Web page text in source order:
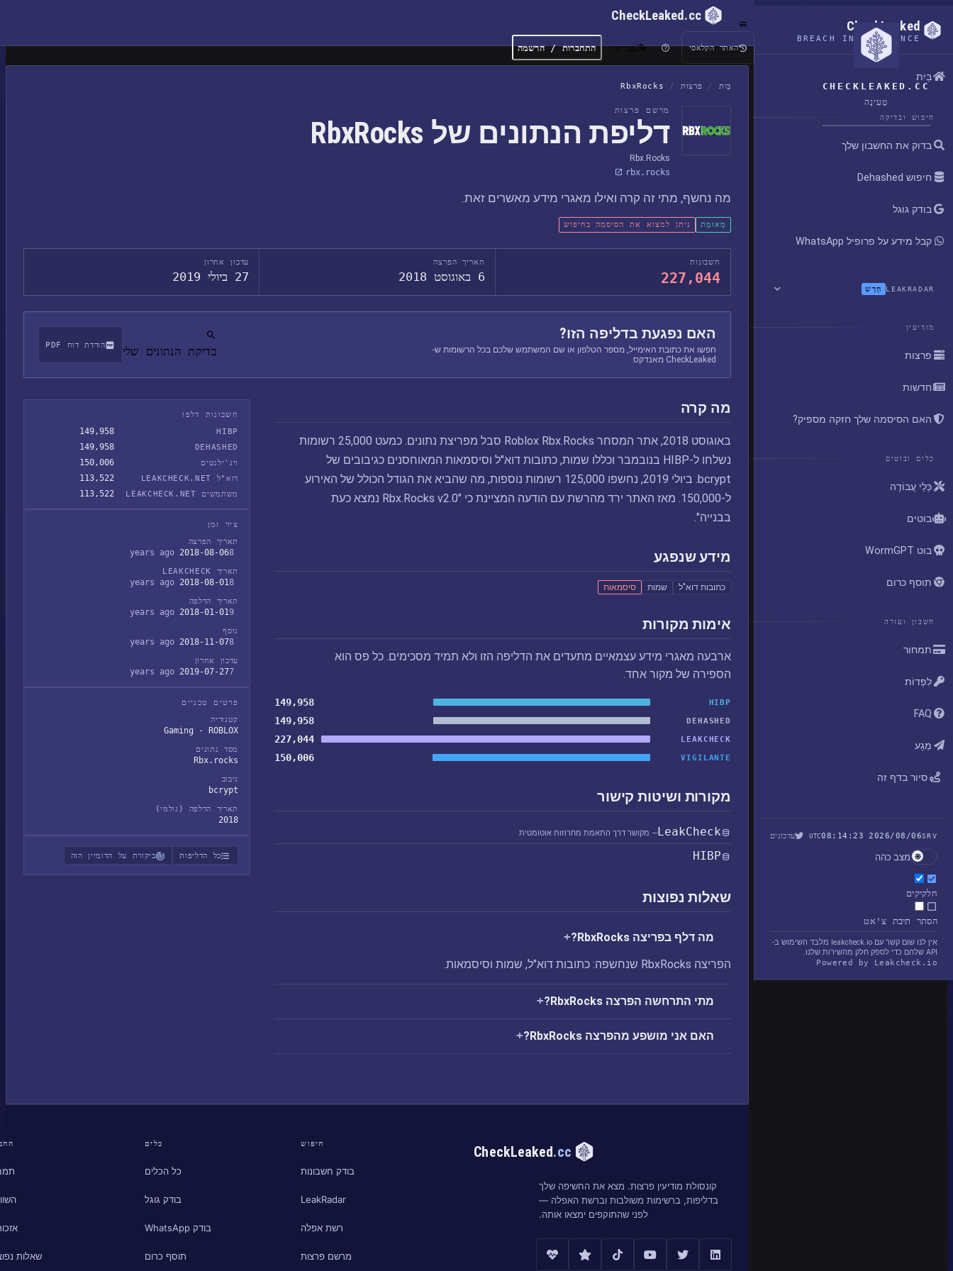
CHECKLEAKED.CC
טְעִינָה
CheckLeaked
BREACH INTELLIGENCE
בַּיִת
חיפוש ובדיקה
בדוק את החשבון שלך
חיפוש Dehashed
בודק גוגל
קבל מידע על פרופיל WhatsApp
LEAKRADAR חָדָשׁ
מודיעין
פרצות
חדשות
האם הסיסמה שלך חזקה מספיק?
כלים ובוטים
כְּלֵי עֲבוֹדָה
בוטים
בוט WormGPT
תוסף כרום
חשבון ועזרה
תמחור
לִפְדוֹת
FAQ
מַגָע
סיור בדף זה
SRV
2026/08/06 08:14:23
UTC עדכונים
מצב כהה
חלקיקים
הסתר תיבת צ'אט
אין לנו שום קשר עם leakcheck.io מלבד השימוש ב-
API שלהם כדי לספק חלק מהשירות שלנו.
Powered by Leakcheck.io
CheckLeaked.cc
האתר הקלאסי עברית התחברות / הרשמה
בַּיִת / פרצות /
RbxRocks
מרשם פרצות
דליפת הנתונים של RbxRocks
Rbx.Rocks
rbx.rocks
מה נחשף, מתי זה קרה ואילו מאגרי מידע מאשרים זאת.
מְאוּמָת ניתן למצוא את הסיסמה בחיפוש
חשבונות
227,044
תאריך הפרצה
6 באוגוסט 2018
עדכון אחרון
27 ביולי 2019
האם נפגעת בדליפה הזו?
חפשו את כתובת האימייל, מספר הטלפון או שם המשתמש שלכם בכל הרשומות ש-
CheckLeaked מאנדקס.
בדיקת הנתונים שלי הורדת דוח PDF
מה קרה
באוגוסט 2018, אתר המסחר Roblox Rbx.Rocks סבל מפריצת נתונים. כמעט 25,000 רשומות
נשלחו ל-HIBP בנובמבר וכללו שמות, כתובות דוא"ל וסיסמאות המאוחסנים כגיבובים של
bcrypt. ביולי 2019, נחשפו 125,000 רשומות נוספות, מה שהביא את הגודל הכולל של האירוע
ל-150,000. מאז האתר ירד מהרשת עם הודעה המציינת כי "Rbx.Rocks v2.0 נמצא כעת
בבנייה".
מידע שנפגע
כתובות דוא"ל שמות סיסמאות
אימות מקורות
ארבעה מאגרי מידע עצמאיים מתעדים את הדליפה הזו ולא תמיד מסכימים. כל פס הוא
הספירה של מקור אחד.
HIBP
149,958
DEHASHED
149,958
LEAKCHECK
227,044
VIGILANTE
150,006
מקורות ושיטות קישור
LeakCheck— מקושר דרך התאמת מחרוזות אוטומטית
HIBP
שאלות נפוצות
מה דלף בפריצה RbxRocks?
הפריצה RbxRocks שנחשפה: כתובות דוא"ל, שמות וסיסמאות.
מתי התרחשה הפרצה RbxRocks?
האם אני מושפע מהפרצה RbxRocks?
חשבונות דלפו
HIBP
149,958
DEHASHED
149,958
ויג'ילנטים 150,006
דוא"ל LEAKCHECK.NET 113,522
משתמשים LEAKCHECK.NET 113,522
ציר זמן
תאריך הפרצה
2018-08-068 years ago
תאריך LEAKCHECK
2018-08-018 years ago
תאריך הדלפה
2018-01-019 years ago
נוסף
2018-11-078 years ago
עדכון אחרון
2019-07-277 years ago
פרטים טכניים
קטגוריה
Gaming - ROBLOX
מסד נתונים
Rbx.rocks
גיבוב
bcrypt
תאריך הדלפה (גולמי)
2018
כל הדליפות ביקורת על הדומיין הזה
CheckLeaked.cc
קונסולת מודיעין פרצות. מצא את החשיפה שלך
בדליפות, ברשימות משולבות וברשת האפלה —
לפני שהתוקפים ימצאו אותה.
חיפוש
בודק חשבונות
LeakRadar
רשת אפלה
מרשם פרצות
כלים
כל הכלים
בודק גוגל
בודק WhatsApp
תוסף כרום שאלות